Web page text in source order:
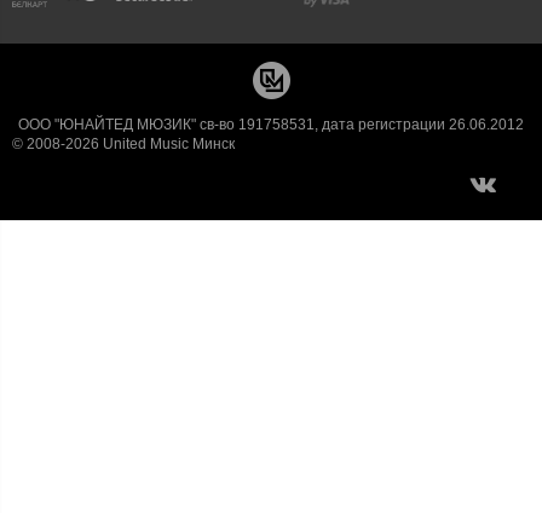
ООО "ЮНАЙТЕД МЮЗИК" св-во 191758531, дата регистрации 26.06.2012
© 2008-2026 United Music Минск